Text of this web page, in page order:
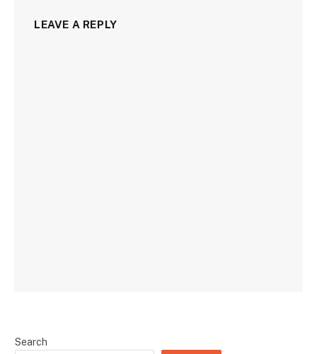
LEAVE A REPLY
Search